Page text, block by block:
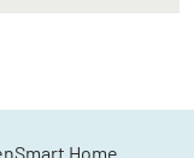
Smart Home